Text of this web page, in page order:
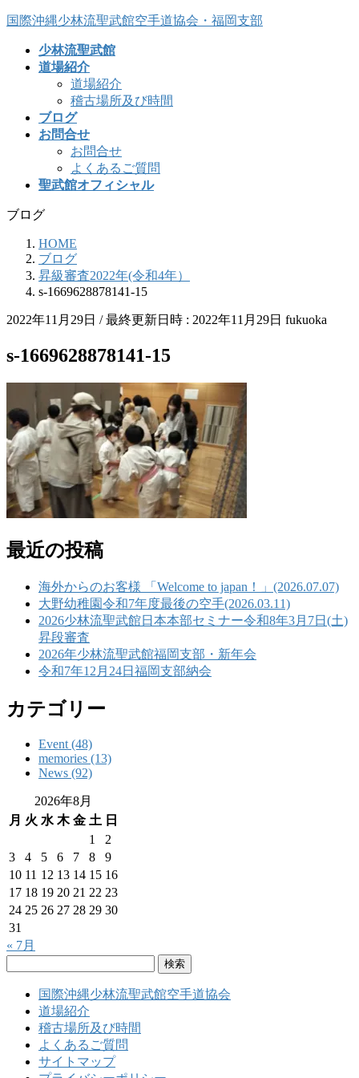
コ
ナ
国際沖縄少林流聖武館空手道協会・福岡支部
少林流聖武館
道場紹介
道場紹介
稽古場所及び時間
ブログ
お問合せ
お問合せ
よくあるご質問
聖武館オフィシャル
ブログ
HOME
ブログ
昇級審査2022年(令和4年）
s-1669628878141-15
2022年11月29日 / 最終更新日時 : 2022年11月29日 fukuoka
s-1669628878141-15
最近の投稿
海外からのお客様 「Welcome to japan！」(2026.07.07)
大野幼稚園令和7年度最後の空手(2026.03.11)
2026少林流聖武館日本本部セミナー令和8年3月7日(土)
昇段審査
2026年少林流聖武館福岡支部・新年会
令和7年12月24日福岡支部納会
カテゴリー
Event (48)
memories (13)
News (92)
2026年8月
月 火 水 木 金 土 日
1
2
3
4 5 6 7 8
9
10 11 12 13 14 15 16
17 18 19 20 21 22 23
24 25 26 27 28 29 30
31
« 7月
国際沖縄少林流聖武館空手道協会
道場紹介
稽古場所及び時間
よくあるご質問
サイトマップ